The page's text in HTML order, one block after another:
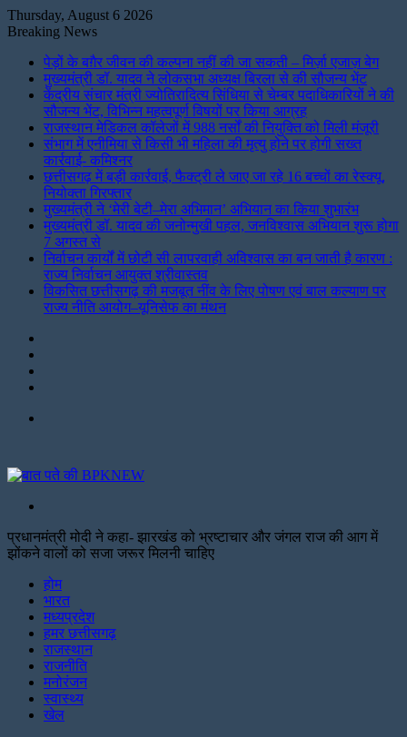
Thursday, August 6 2026
Breaking News
पेड़ों के बग़ैर जीवन की कल्पना नहीं की जा सकती – मिर्ज़ा एजाज़ बेग
मुख्यमंत्री डॉ. यादव ने लोकसभा अध्यक्ष बिरला से की सौजन्य भेंट
केंद्रीय संचार मंत्री ज्योतिरादित्य सिंधिया से चेम्बर पदाधिकारियों ने की
सौजन्य भेंट, विभिन्न महत्वपूर्ण विषयों पर किया आग्रह
राजस्थान मेडिकल कॉलेजों में 988 नर्सों की नियुक्ति को मिली मंजूरी
संभाग में एनीमिया से किसी भी महिला की मृत्यु होने पर होगी सख्त
कार्रवाई- कमिश्नर
छत्तीसगढ़ में बड़ी कार्रवाई, फैक्ट्री ले जाए जा रहे 16 बच्चों का रेस्क्यू,
नियोक्ता गिरफ्तार
मुख्यमंत्री ने ‘मेरी बेटी–मेरा अभिमान’ अभियान का किया शुभारंभ
मुख्यमंत्री डॉ. यादव की जनोन्मुखी पहल, जनविश्वास अभियान शुरू होगा
7 अगस्त से
निर्वाचन कार्यों में छोटी सी लापरवाही अविश्वास का बन जाती है कारण :
राज्य निर्वाचन आयुक्त श्रीवास्तव
विकसित छत्तीसगढ़ की मजबूत नींव के लिए पोषण एवं बाल कल्याण पर
राज्य नीति आयोग–यूनिसेफ का मंथन
प्रधानमंत्री मोदी ने कहा- झारखंड को भ्रष्टाचार और जंगल राज की आग में
झोंकने वालों को सजा जरूर मिलनी चाहिए
होम
भारत
मध्यप्रदेश
हमर छत्तीसगढ़
राजस्थान
राजनीति
मनोरंजन
स्वास्थ्य
खेल